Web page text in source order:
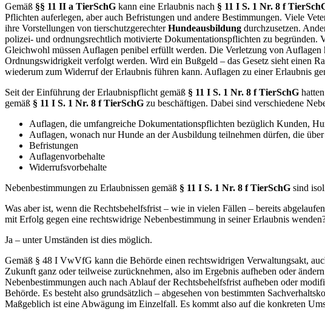
Gemäß §§ 11 II a TierSchG kann eine Erlaubnis nach § 11 I S. 1 Nr. 8 f
Pflichten auferlegen, aber auch Befristungen und andere Bestimmungen. Viele
ihre Vorstellungen von tierschutzgerechterHundeausbildung durchzusetzen.
polizei- und ordnungsrechtlich motivierte Dokumentationspflichten zu begründen.
Gleichwohl müssen Auflagen penibel erfüllt werden. Die Verletzung von
Ordnungswidrigkeit verfolgt werden. Wird ein Bußgeld – das Gesetz sieht einen
wiederum zum Widerruf der Erlaubnis führen kann. Auflagen zu einer Erlaubnis
Seit der Einführung der Erlaubnispflicht gemäß § 11 I S. 1 Nr. 8 f TierSchG
gemäß § 11 I S. 1 Nr. 8 f TierSchG zu beschäftigen. Dabei sind verschiedene
Auflagen, die umfangreiche Dokumentationspflichten bezüglich Kunden,
Auflagen, wonach nur Hunde an der Ausbildung teilnehmen dürfen, die
Befristungen
Auflagenvorbehalte
Widerrufsvorbehalte
Nebenbestimmungen zu Erlaubnissen gemäß § 11 I S. 1 Nr. 8 f TierSchG sind
Was aber ist, wenn die Rechtsbehelfsfrist – wie in vielen Fällen – bereits
mit Erfolg gegen eine rechtswidrige Nebenbestimmung in seiner Erlaubnis
Ja – unter Umständen ist dies möglich.
Gemäß § 48 I VwVfG kann die Behörde einen rechtswidrigen Verwaltungsakt,
Zukunft ganz oder teilweise zurücknehmen, also im Ergebnis aufheben oder
Nebenbestimmungen auch nach Ablauf der Rechtsbehelfsfrist aufheben oder
Behörde. Es besteht also grundsätzlich – abgesehen von bestimmten
Maßgeblich ist eine Abwägung im Einzelfall. Es kommt also auf die konkreten